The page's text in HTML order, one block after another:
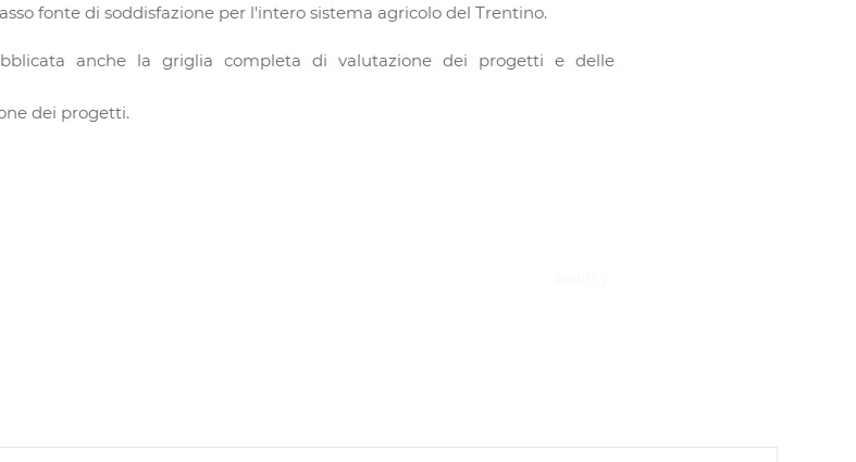
fonte di soddisfazione per l'intero sistema agricolo del Trentino.
anche la griglia completa di valutazione dei progetti e delle
dei progetti.